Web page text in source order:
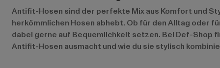
Antifit-Hosen sind der perfekte Mix aus Komfort und
herkömmlichen Hosen abhebt. Ob für den Alltag oder
dabei gerne auf Bequemlichkeit setzen. Bei Def-Shop
Antifit-Hosen ausmacht und wie du sie stylisch